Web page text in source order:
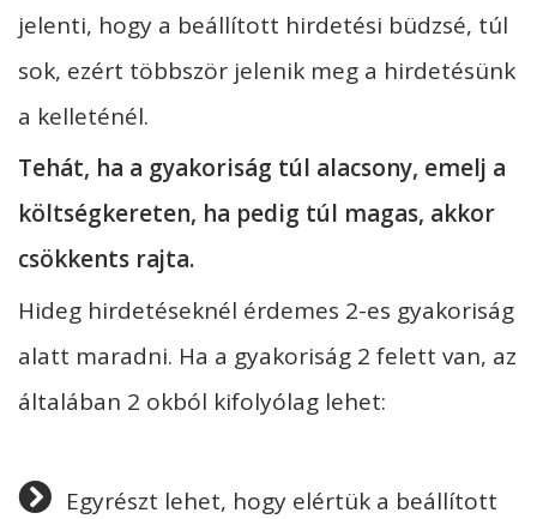
jelenti, hogy a beállított hirdetési büdzsé, túl
sok, ezért többször jelenik meg a hirdetésünk
a kelleténél.
Tehát, ha a gyakoriság túl alacsony, emelj a
költségkereten, ha pedig túl magas, akkor
csökkents rajta.
Hideg hirdetéseknél érdemes 2-es gyakoriság
alatt maradni. Ha a gyakoriság 2 felett van, az
általában 2 okból kifolyólag lehet:
Egyrészt lehet, hogy elértük a beállított